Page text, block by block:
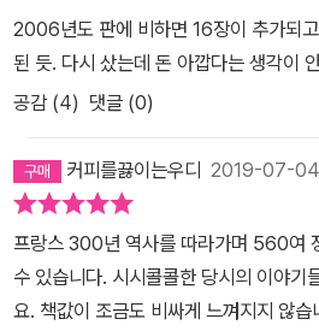
‘모던(modern)’을 통째로 발명했다고
후반을 집중적으로 조명한다. 하지만 책
삶 속에 녹아든 구체적인 사물의 형태와
바로크에서 로코코, 로코코에서 네오클
술사조의 변화로만 설명하지 않는다. 당
구조는 어떻게 변화했는지, 벽의 마감재
는지, 당대인들은 어떻게 치장하고 볼일
급스런 가구들은 어떤 발전을 거듭했는
2006년도 판에 비하면 16장이 추가되
된 듯. 다시 샀는데 돈 아깝다는 생각이
공감 (4) 댓글 (0)
커피를끓이는우디 2019-07-04
프랑스 300년 역사를 따라가며 560여
수 있습니다. 시시콜콜한 당시의 이야기
요. 책값이 조금도 비싸게 느껴지지 않습